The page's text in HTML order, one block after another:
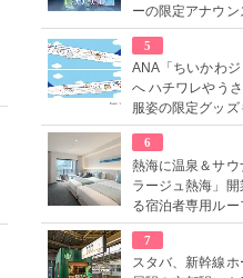
ーの限定アナウン
5
ANA「ちいかわ
へ ハチワレやう
服姿の限定グッズ
6
熱海に温泉＆サウ
ラージュ熱海」
る宿泊者専用ルー
7
スタバ、新幹線